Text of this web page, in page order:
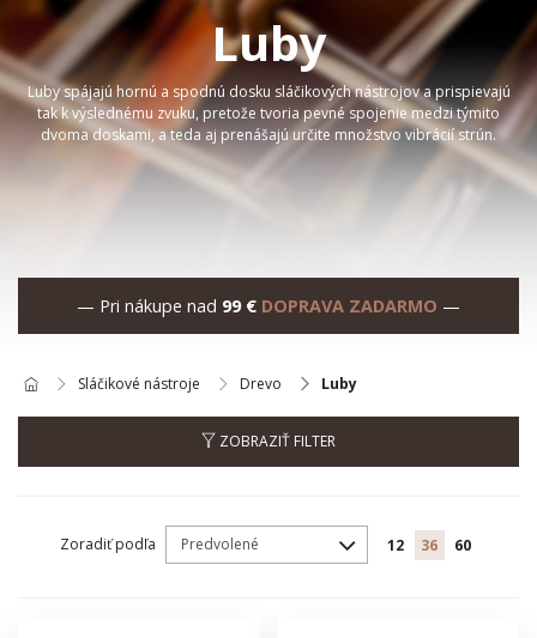
Luby
Lubyspájajú hornú a spodnú dosku sláčikových nástrojov a prispievajú
tak k výslednému zvuku, pretože tvoria pevné spojenie medzi týmito
dvoma doskami, a teda aj prenášajú určite množstvo vibrácií strún.
— Pri nákupe nad 99 € DOPRAVA ZADARMO —
Sláčikové nástroje Drevo Luby
ZOBRAZIŤ FILTER
Zoradiť podľa 12 36 60